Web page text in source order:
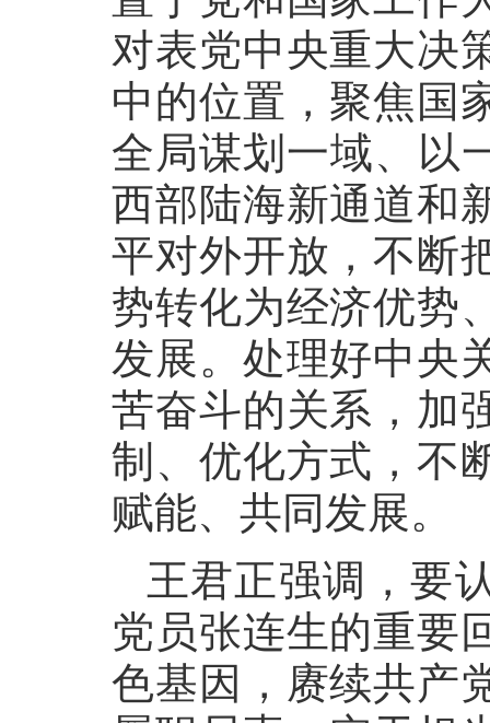
对表党中央重大决
中的位置，聚焦国
全局谋划一域、以
西部陆海新通道和
平对外开放，不断
势转化为经济优势
发展。处理好中央
苦奋斗的关系，加
制、优化方式，不
赋能、共同发展。
王君正强调，要
党员张连生的重要
色基因，赓续共产